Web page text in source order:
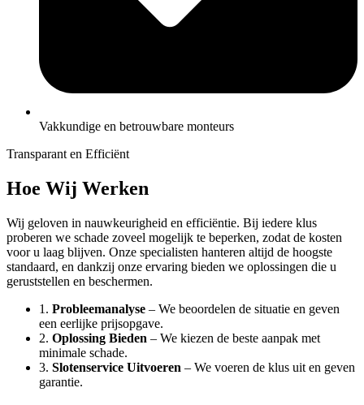
Vakkundige en betrouwbare monteurs
Transparant en Efficiënt
Hoe Wij Werken
Wij geloven in nauwkeurigheid en efficiëntie. Bij iedere klus
proberen we schade zoveel mogelijk te beperken, zodat de kosten
voor u laag blijven. Onze specialisten hanteren altijd de hoogste
standaard, en dankzij onze ervaring bieden we oplossingen die u
geruststellen en beschermen.
1. Probleemanalyse – We beoordelen de situatie en geven
een eerlijke prijsopgave.
2. Oplossing Bieden – We kiezen de beste aanpak met
minimale schade.
3. Slotenservice Uitvoeren – We voeren de klus uit en geven
garantie.